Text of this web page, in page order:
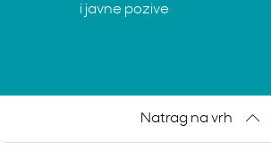
i javne pozive
Natrag na vrh